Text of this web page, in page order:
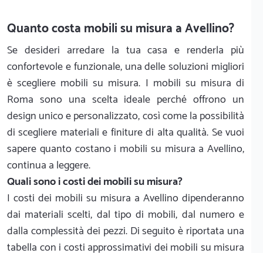
Quanto costa mobili su misura a Avellino?
Se desideri arredare la tua casa e renderla più
confortevole e funzionale, una delle soluzioni migliori
è scegliere mobili su misura. I mobili su misura di
Roma sono una scelta ideale perché offrono un
design unico e personalizzato, così come la possibilità
di scegliere materiali e finiture di alta qualità. Se vuoi
sapere quanto costano i mobili su misura a Avellino,
continua a leggere.
Quali sono i costi dei mobili su misura?
I costi dei mobili su misura a Avellino dipenderanno
dai materiali scelti, dal tipo di mobili, dal numero e
dalla complessità dei pezzi. Di seguito è riportata una
tabella con i costi approssimativi dei mobili su misura